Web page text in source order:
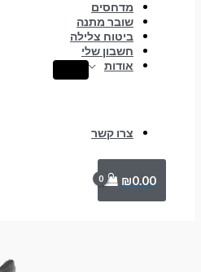
מדחסים
שובר מתנה
ביטוח צלילה
חשבון שלי
אודות
צרו קשר
₪0.00